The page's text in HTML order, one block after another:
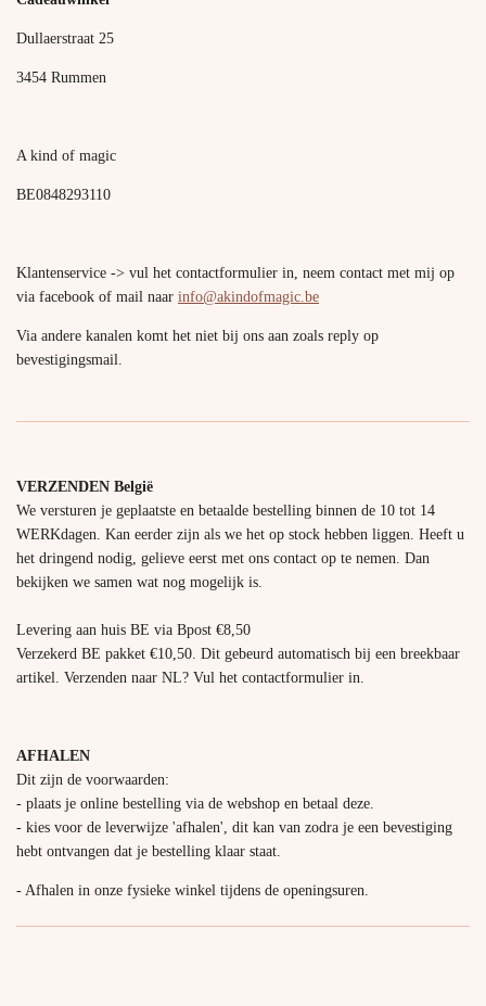
Dullaerstraat 25
3454 Rummen
A kind of magic
BE0848293110
Klantenservice -> vul het contactformulier in, neem contact met mij op
via facebook of mail naar info@akindofmagic.be
Via andere kanalen komt het niet bij ons aan zoals reply op
bevestigingsmail.
VERZENDEN België
We versturen je geplaatste en betaalde bestelling binnen de 10 tot 14
WERKdagen. Kan eerder zijn als we het op stock hebben liggen. Heeft u
het dringend nodig, gelieve eerst met ons contact op te nemen. Dan
bekijken we samen wat nog mogelijk is.
Levering aan huis BE via Bpost €8,50
Verzekerd BE pakket €10,50. Dit gebeurd automatisch bij een breekbaar
artikel. Verzenden naar NL? Vul het contactformulier in.
AFHALEN
Dit zijn de voorwaarden:
- plaats je online bestelling via de webshop en betaal deze.
- kies voor de leverwijze 'afhalen', dit kan van zodra je een bevestiging
hebt ontvangen dat je bestelling klaar staat.
- Afhalen in onze fysieke winkel tijdens de openingsuren.